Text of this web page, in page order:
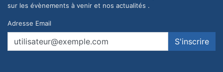
sur les évènements à venir et nos actualités .
Adresse Email